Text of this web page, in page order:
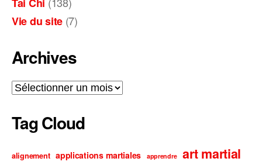
Tai Chi
Vie du site (7)
Archives
Archives
Tag Cloud
alignement applications martiales apprendre art martial